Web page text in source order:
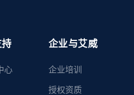
心
企业与艾威
企业培训
授权资质